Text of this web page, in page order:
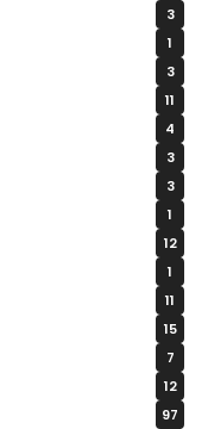
3
1
3
11
4
3
3
1
12
1
11
15
7
12
97